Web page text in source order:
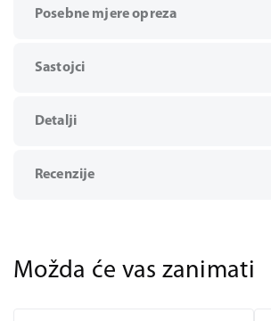
Posebne mjere opreza
Sastojci
Detalji
Recenzije
Možda će vas zanimati